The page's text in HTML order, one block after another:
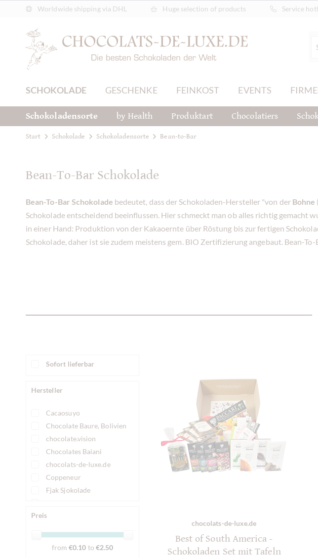
Worldwide shipping via DHL Huge selection of products Service
SCHOKOLADE GESCHENKE FEINKOST EVENTS
Schokoladensorte by Health Produktart Chocolatiers
Start Schokolade Schokoladensorte Bean-to-Bar
Bean-To-Bar Schokolade
Bean-To-Bar Schokolade bedeutet, dass der Schokoladen-Hersteller "von der Bohne
Schokolade entscheidend beeinflussen. Hier schmeckt man ob alles richtig gemacht
in einer Hand: Produktion von der Kakaoernte über Röstung bis zur fertigen
Schokolade, daher ist sie zudem meistens gem. BIO Zertifizierung angebaut. Bean-
Sofort lieferbar
Hersteller
Cacaosuyo
Chocolate Baure, Bolivien
chocolate.vision
Chocolates Baiani
chocolats-de-luxe.de
Coppeneur
Fjak Sjokolade
Goodnow Farms Chocolate
Preis
from€0.10 to €2.50
chocolats-de-luxe.de
Best of South America -
Schokoladen Set mit Tafeln